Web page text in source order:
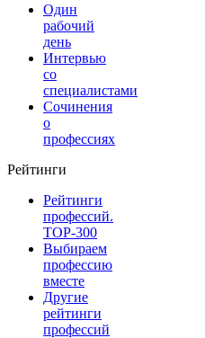
Один
рабочий
день
Интервью
со
специалистами
Сочинения
о
профессиях
Рейтинги
Рейтинги
профессий.
TOP-300
Выбираем
профессию
вместе
Другие
рейтинги
профессий